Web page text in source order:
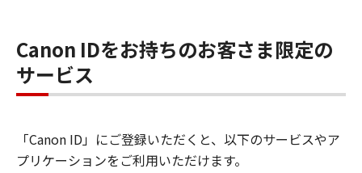
Canon IDをお持ちのお客さま限定の
サービス
「Canon ID」にご登録いただくと、以下のサービスやア
プリケーションをご利用いただけます。